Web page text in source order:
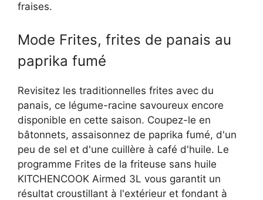
fraises.
Mode Frites, frites de panais au
paprika fumé
Revisitez les traditionnelles frites avec du
panais, ce légume-racine savoureux encore
disponible en cette saison. Coupez-le en
bâtonnets, assaisonnez de paprika fumé, d'un
peu de sel et d'une cuillère à café d'huile. Le
programme Frites de la friteuse sans huile
KITCHENCOOK Airmed 3L vous garantit un
résultat croustillant à l'extérieur et fondant à